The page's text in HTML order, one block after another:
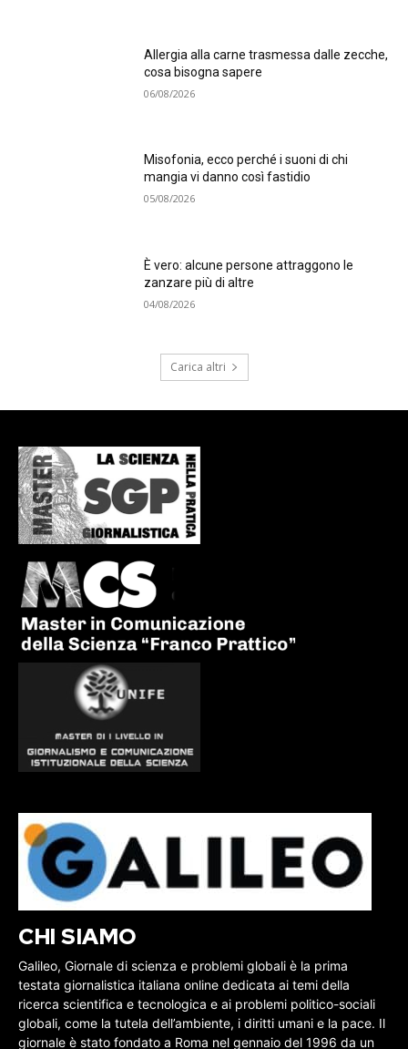
Allergia alla carne trasmessa dalle zecche,
cosa bisogna sapere
06/08/2026
Misofonia, ecco perché i suoni di chi
mangia vi danno così fastidio
05/08/2026
È vero: alcune persone attraggono le
zanzare più di altre
04/08/2026
Carica altri
CHI SIAMO
Galileo, Giornale di scienza e problemi globali è la prima
testata giornalistica italiana online dedicata ai temi della
ricerca scientifica e tecnologica e ai problemi politico-sociali
globali, come la tutela dell’ambiente, i diritti umani e la pace. Il
giornale è stato fondato a Roma nel gennaio del 1996 da un